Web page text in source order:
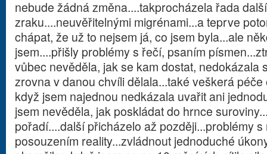
nebude žádná změna....takprocházela řada
zraku....neuvěřitelnými migrénami...a teprve
chápat, že už to nejsem já, co jsem byla...ale
jsem....přišly problémy s řečí, psaním
vůbec nevěděla, jak se kam dostat, nedokázala
zrovna v danou chvíli dělala...také veškerá
když jsem najednou nedkázala uvařit ani
jsem nevěděla, jak poskládat do hrnce
pořadí....další přicházelo až později...problémy
posouzením reality...zvládnout jednoduché